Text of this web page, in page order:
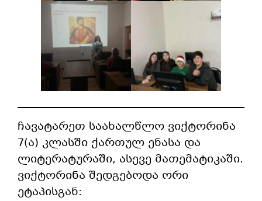
ჩავატარეთ საახალწლო ვიქტორინა
7(ა) კლასში ქართულ ენასა და
ლიტერატურაში, ასევე მათემატიკაში.
ვიქტორინა შედგებოდა ორი
ეტაპისგან: